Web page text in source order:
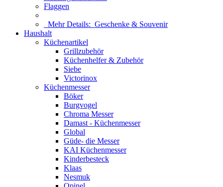
Flaggen
Mehr Details: Geschenke & Souvenir
Haushalt
Küchenartikel
Grillzubehör
Küchenhelfer & Zubehör
Siebe
Victorinox
Küchenmesser
Böker
Burgvogel
Chroma Messer
Damast - Küchenmesser
Global
Güde- die Messer
KAI Küchenmesser
Kinderbesteck
Klaas
Nesmuk